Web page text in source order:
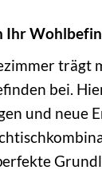
Ihr
trägt
bei.
und neue